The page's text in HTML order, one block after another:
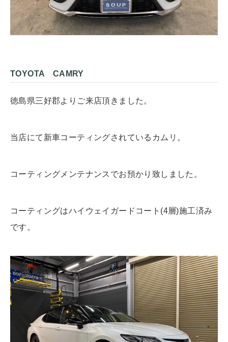
TOYOTA CAMRY
徳島県三好郡よりご来店頂きました。
当店にて新車コーティングされているカムリ。
コーティングメンテナンスでお預かり致しました。
コーティングはハイウェイガードコート(4層)施工済み
です。